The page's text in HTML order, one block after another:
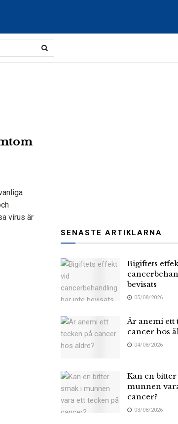
virus är
SENASTE ARTIKLARNA
Bigiftets
bevisats
05/08/2026
Är anemi ett
cancer hos
04/08/2026
Kan en bitter
munnen
cancer?
03/08/2026